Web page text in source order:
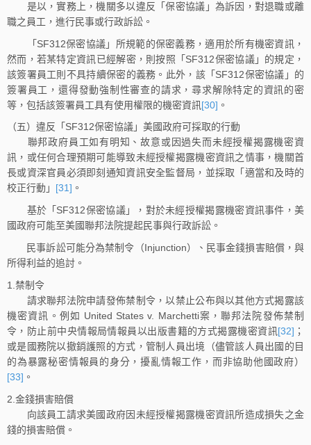
是以，實務上，機關多以違反「保密協議」為訴因，對退職或離
職之員工，進行民事或行政訴訟。
「SF312保密協議」所規範的保密義務，適用於所有機密資訊，
然而，若某特定資訊已經解密，則按照「SF312保密協議」的規定，
該簽署員工則不具持續保密的義務。此外，該「SF312保密協議」的
簽署員工，還得發動強制性審查的請求，尋求解除特定的資訊的密
等，包括該簽署員工具有使用權限的機密資訊[30] 。
（五）違反「SF312保密協議」美國政府可採取的行動
聯邦政府員工如有明知、故意或因過失而未經授權揭露機密資
訊，或任何合理預期可能導致未經授權揭露機密資訊之情事，機關首
長或資深官員必須即刻通知資訊安全監督局，並採取「適當和及時的
校正行動」 [31] 。
基於「SF312保密協議」，對於未經授權揭露機密資訊事件，美
國政府可能至美國聯邦法院提起民事與行政訴訟。
民事訴訟可能分為禁制令（Injunction）、民事金錢損害賠償，與
所得利益的追討。
1.禁制令
請求聯邦法院申請發佈禁制令，以禁止公布與以其他方式揭露該
機密資訊。例如 United States v. Marchetti案，聯邦法院發佈禁制
令，防止前中央情報局情報員以出版書籍的方式揭露機密資訊 [32] ；
或是國務院以撤銷護照的方式，管制人員出境（儘管該人員出國的目
的為暴露秘密情報員的身分，擾亂情報工作，而非協助他國政府）
[33] 。
2.金錢損害賠償
向該員工請求美國政府因未經授權揭露機密資訊所造成損失之金
錢的損害賠償。